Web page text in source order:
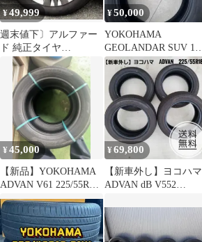
¥49,999
週末値下〕アルファー
ド 純正タイヤ
225/60R18 ヨコハマ 4本
¥50,000
YOKOHAMA
GEOLANDAR SUV 18
インチ タイヤ
¥45,000
【新品】YOKOHAMA
ADVAN V61 225/55R18
9H 2本
¥69,800
【新車外し】ヨコハマ
ADVAN dB V552